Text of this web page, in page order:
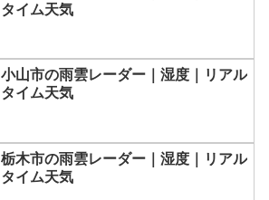
タイム天気
小山市の雨雲レーダー｜湿度｜リアル
タイム天気
栃木市の雨雲レーダー｜湿度｜リアル
タイム天気